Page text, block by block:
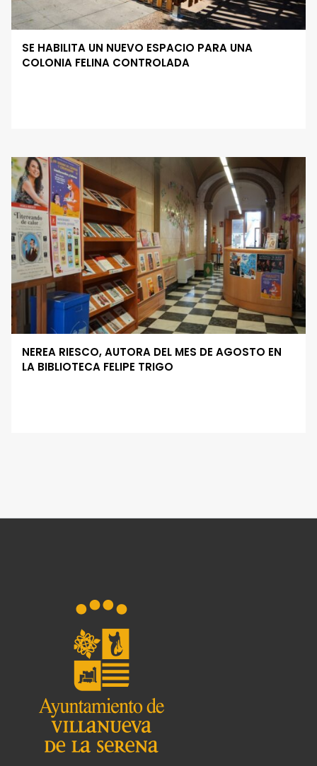
SE HABILITA UN NUEVO ESPACIO PARA UNA
COLONIA FELINA CONTROLADA
NEREA RIESCO, AUTORA DEL MES DE AGOSTO EN
LA BIBLIOTECA FELIPE TRIGO